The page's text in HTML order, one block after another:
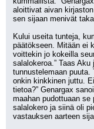
aloittivat aivan
sen sijaan menivät
Kului useita tunteja,
päätökseen. Mitään ei
voittekin jo kokeilla
salalokeroa.” Taas
tunnustelemaan puuta.
onkin kinkkinen juttu.
tietoa?” Genargax
maahan pudottuaan
salalokero ja siinä oli
vastauksen aarteen